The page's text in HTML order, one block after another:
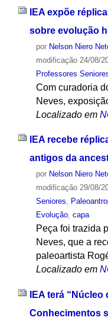
IEA expõe
sobre evolução
por Nelson Niero
modificação24/08/
Professores
Com curadoria
Neves,
Localizado em
IEA recebe
antigos da
por Nelson Niero
modificação29/08/
Seniores,
Evolução, capa
Peça foi trazida
Neves, que a
paleoartista
Localizado em
IEA terá
Conhecimentos